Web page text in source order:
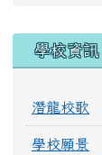
學校資訊
潛龍校歌
學校願景